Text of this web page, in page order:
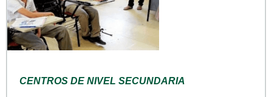
CENTROS DE NIVEL SECUNDARIA